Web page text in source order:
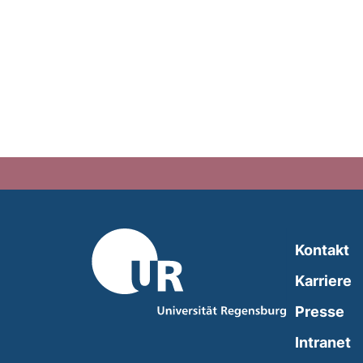
Kontakt
Karriere
Presse
Intranet